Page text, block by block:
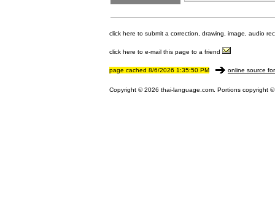
click here to submit a correction, drawing, image, audio
click here to e-mail this page to a friend
page cached 8/6/2026 1:35:50 PM online source
Copyright © 2026 thai-language.com. Portions copyright